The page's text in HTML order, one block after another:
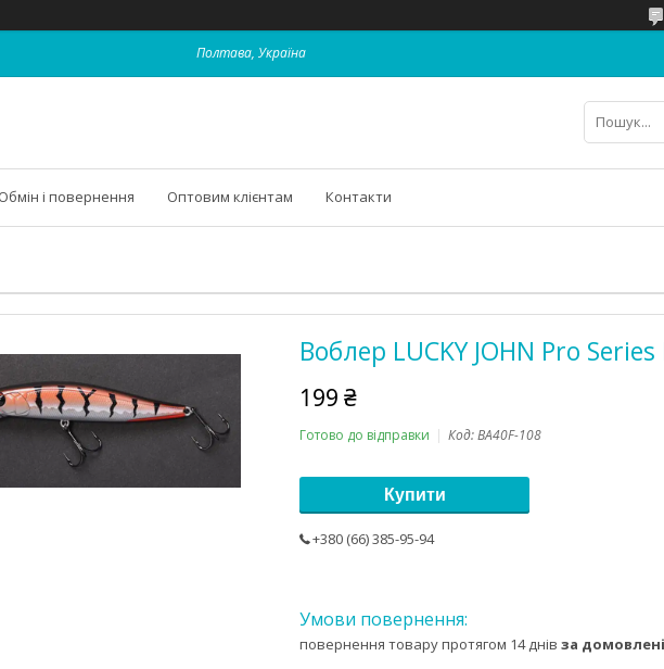
Полтава, Україна
Обмін і повернення Оптовим клієнтам Контакти
Воблер LUCKY JOHN Pro
199 ₴
Готово до відправки Код:BA40F-108
Купити
+380 (66) 385-95-94
повернення товару протягом 14 днів за